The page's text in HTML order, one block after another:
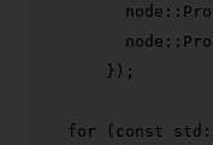
      });
for ( const